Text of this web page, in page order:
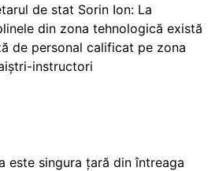
de stat Sorin Ion: La
din zona tehnologică există
de personal calificat pe zona
instructori
este singura țară din întreaga